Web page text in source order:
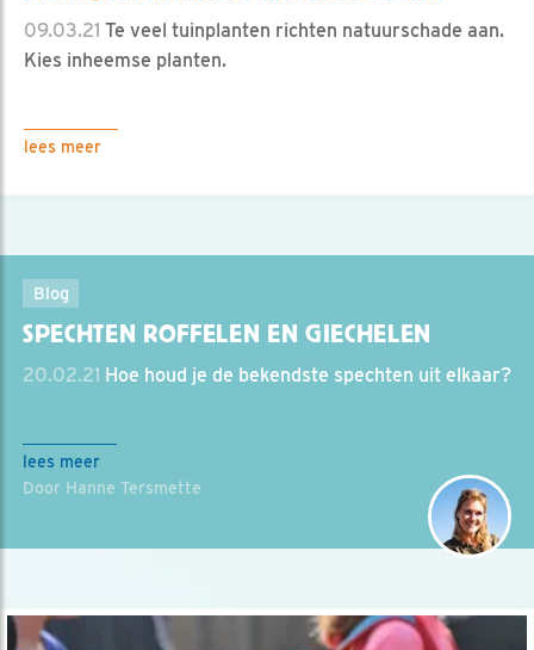
09.03.21 Te veel tuinplanten richten natuurschade aan.
Kies inheemse planten.
lees meer
Blog
SPECHTEN ROFFELEN EN GIECHELEN
20.02.21 Hoe houd je de bekendste spechten uit elkaar?
lees meer
Door Hanne Tersmette